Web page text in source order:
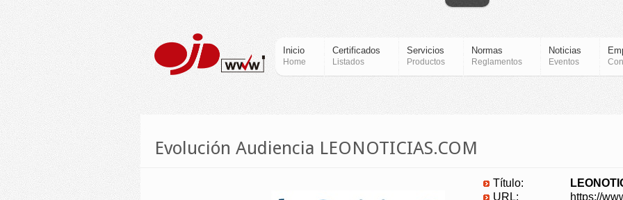
Inicio
Home
Certificados
Listados
Servicios
Productos
Normas
Reglamentos
Noticias
Eventos
Evolución Audiencia LEONOTICIAS.COM
Título:
URL:
https://